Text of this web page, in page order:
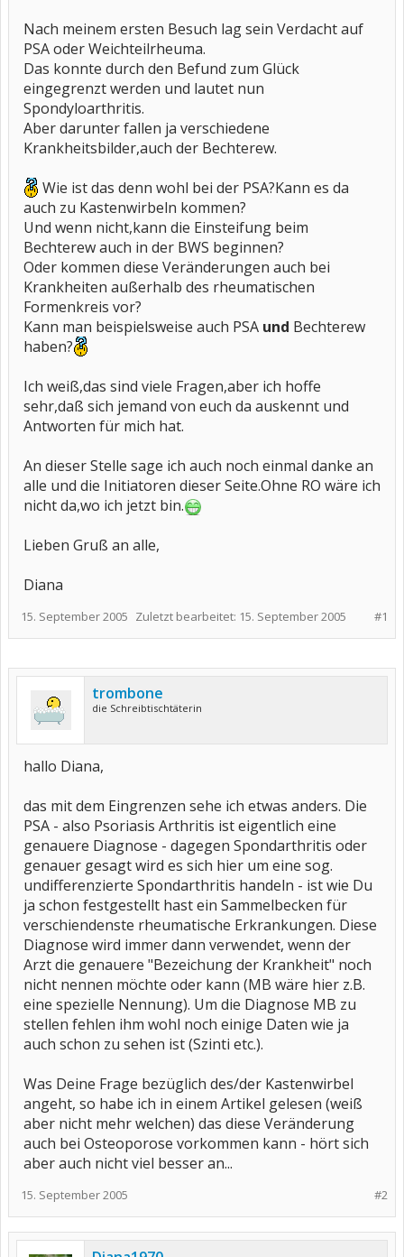
Nach meinem ersten Besuch lag sein Verdacht auf
PSA oder Weichteilrheuma.
Das konnte durch den Befund zum Glück
eingegrenzt werden und lautet nun
Spondyloarthritis.
Aber darunter fallen ja verschiedene
Krankheitsbilder,auch der Bechterew.
Wie ist das denn wohl bei der PSA?Kann es da
auch zu Kastenwirbeln kommen?
Und wenn nicht,kann die Einsteifung beim
Bechterew auch in der BWS beginnen?
Oder kommen diese Veränderungen auch bei
Krankheiten außerhalb des rheumatischen
Formenkreis vor?
Kann man beispielsweise auch PSA und Bechterew
haben?
Ich weiß,das sind viele Fragen,aber ich hoffe
sehr,daß sich jemand von euch da auskennt und
Antworten für mich hat.
An dieser Stelle sage ich auch noch einmal danke an
alle und die Initiatoren dieser Seite.Ohne RO wäre ich
nicht da,wo ich jetzt bin.
Lieben Gruß an alle,
Diana
#1
15. September 2005 Zuletzt bearbeitet: 15. September 2005
trombone
die Schreibtischtäterin
hallo Diana,
das mit dem Eingrenzen sehe ich etwas anders. Die
PSA - also Psoriasis Arthritis ist eigentlich eine
genauere Diagnose - dagegen Spondarthritis oder
genauer gesagt wird es sich hier um eine sog.
undifferenzierte Spondarthritis handeln - ist wie Du
ja schon festgestellt hast ein Sammelbecken für
verschiendenste rheumatische Erkrankungen. Diese
Diagnose wird immer dann verwendet, wenn der
Arzt die genauere "Bezeichung der Krankheit" noch
nicht nennen möchte oder kann (MB wäre hier z.B.
eine spezielle Nennung). Um die Diagnose MB zu
stellen fehlen ihm wohl noch einige Daten wie ja
auch schon zu sehen ist (Szinti etc.).
Was Deine Frage bezüglich des/der Kastenwirbel
angeht, so habe ich in einem Artikel gelesen (weiß
aber nicht mehr welchen) das diese Veränderung
auch bei Osteoporose vorkommen kann - hört sich
aber auch nicht viel besser an...
#2
15. September 2005